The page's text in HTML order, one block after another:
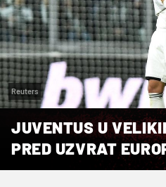
Reuters
JUVENTUS U
PRED UZVRAT